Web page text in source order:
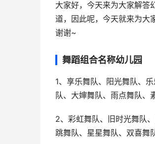
大家好，今天来为大家解答
道，因此呢，今天就来为大
谢谢~
舞蹈组合名称幼儿园
1、享乐舞队、阳光舞队、
队、大婶舞队、雨点舞队、
2、彩虹舞队、旧时光舞队
跳舞队、星星舞队、双喜舞